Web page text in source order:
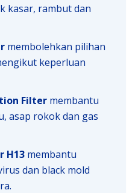
kasar, rambut dan
membolehkan pilihan
keperluan
Filter membantu
asap rokok dan gas
H13 membantu
dan black mold